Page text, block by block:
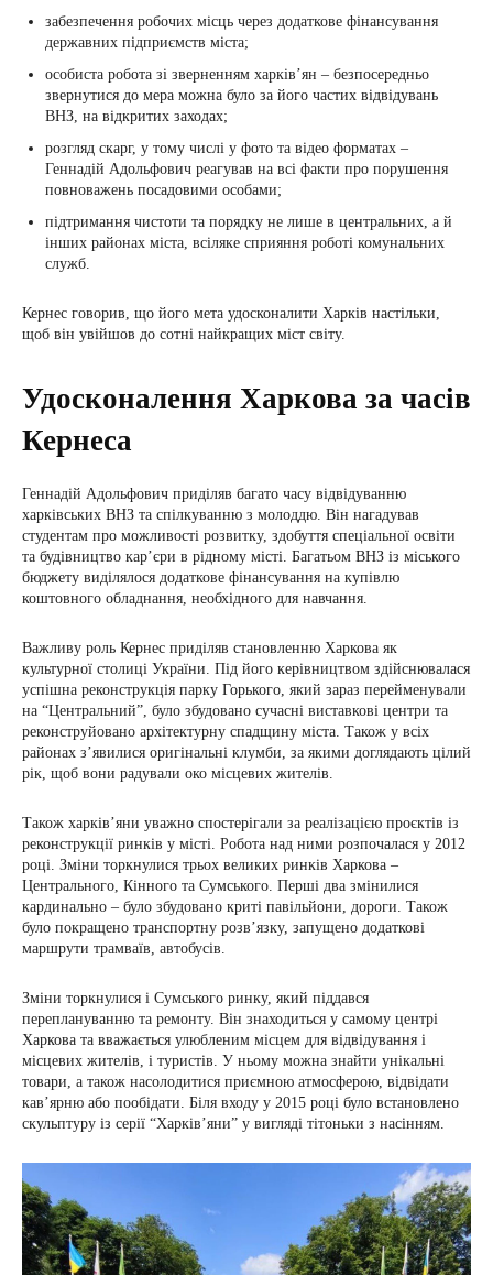
забезпечення робочих місць через додаткове фінансування
державних підприємств міста;
особиста робота зі зверненням харків’ян – безпосередньо
звернутися до мера можна було за його частих відвідувань
ВНЗ, на відкритих заходах;
розгляд скарг, у тому числі у фото та відео форматах –
Геннадій Адольфович реагував на всі факти про порушення
повноважень посадовими особами;
підтримання чистоти та порядку не лише в центральних, а й
інших районах міста, всіляке сприяння роботі комунальних
служб.
Кернес говорив, що його мета удосконалити Харків настільки,
щоб він увійшов до сотні найкращих міст світу.
Удосконалення Харкова за часів
Кернеса
Геннадій Адольфович приділяв багато часу відвідуванню
харківських ВНЗ та спілкуванню з молоддю. Він нагадував
студентам про можливості розвитку, здобуття спеціальної освіти
та будівництво кар’єри в рідному місті. Багатьом ВНЗ із міського
бюджету виділялося додаткове фінансування на купівлю
коштовного обладнання, необхідного для навчання.
Важливу роль Кернес приділяв становленню Харкова як
культурної столиці України. Під його керівництвом здійснювалася
успішна реконструкція парку Горького, який зараз перейменували
на “Центральний”, було збудовано сучасні виставкові центри та
реконструйовано архітектурну спадщину міста. Також у всіх
районах з’явилися оригінальні клумби, за якими доглядають цілий
рік, щоб вони радували око місцевих жителів.
Також харків’яни уважно спостерігали за реалізацією проєктів із
реконструкції ринків у місті. Робота над ними розпочалася у 2012
році. Зміни торкнулися трьох великих ринків Харкова –
Центрального, Кінного та Сумського. Перші два змінилися
кардинально – було збудовано криті павільйони, дороги. Також
було покращено транспортну розв’язку, запущено додаткові
маршрути трамваїв, автобусів.
Зміни торкнулися і Сумського ринку, який піддався
переплануванню та ремонту. Він знаходиться у самому центрі
Харкова та вважається улюбленим місцем для відвідування і
місцевих жителів, і туристів. У ньому можна знайти унікальні
товари, а також насолодитися приємною атмосферою, відвідати
кав’ярню або пообідати. Біля входу у 2015 році було встановлено
скульптуру із серії “Харків’яни” у вигляді тітоньки з насінням.